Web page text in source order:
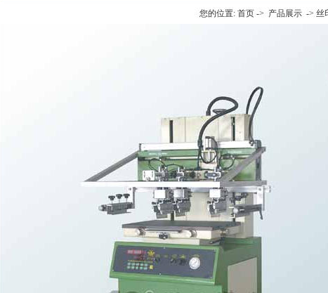
您的位置: 首页-> 产品展示-> 丝